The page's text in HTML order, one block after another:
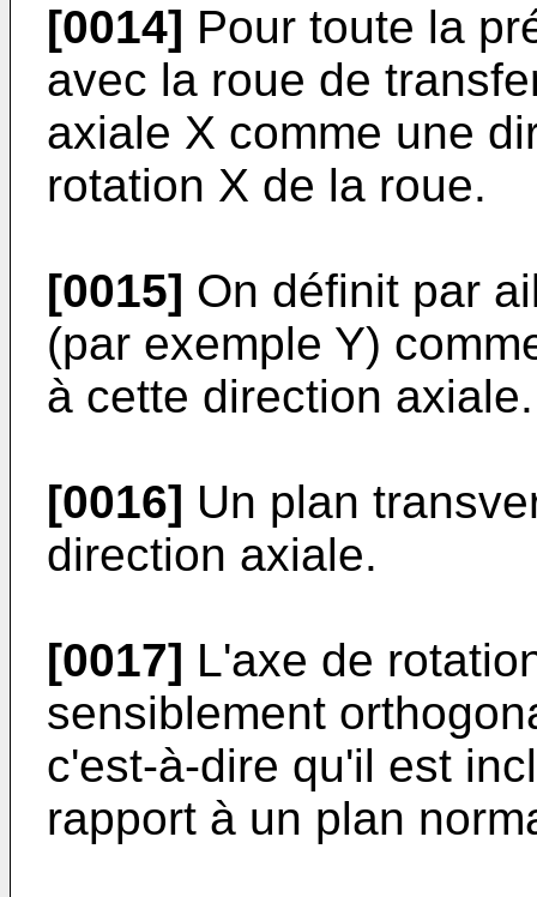
[0014] Pour toute la
avec la roue de
axiale X comme une
rotation X de la roue.
[0015] On définit par
(par exemple Y)
à cette direction axiale.
[0016] Un plan
direction axiale.
[0017] L'axe de
sensiblement
c'est-à-dire qu'il est
rapport à un plan